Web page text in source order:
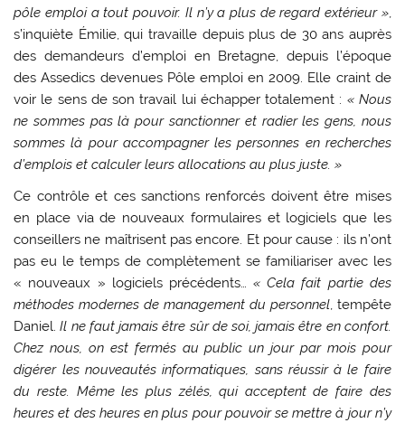
pôle emploi a tout pouvoir. Il n’y a plus de regard extérieur »,
s’inquiète Émilie, qui travaille depuis plus de 30 ans auprès
des demandeurs d’emploi en Bretagne, depuis l’époque
des Assedics devenues Pôle emploi en 2009. Elle craint de
voir le sens de son travail lui échapper totalement : « Nous
ne sommes pas là pour sanctionner et radier les gens, nous
sommes là pour accompagner les personnes en recherches
d’emplois et calculer leurs allocations au plus juste. »
Ce contrôle et ces sanctions renforcés doivent être mises
en place via de nouveaux formulaires et logiciels que les
conseillers ne maîtrisent pas encore. Et pour cause : ils n’ont
pas eu le temps de complètement se familiariser avec les
« nouveaux » logiciels précédents…« Cela fait partie des
méthodes modernes de management du personnel, tempête
Daniel.Il ne faut jamais être sûr de soi, jamais être en confort.
Chez nous, on est fermés au public un jour par mois pour
digérer les nouveautés informatiques, sans réussir à le faire
du reste. Même les plus zélés, qui acceptent de faire des
heures et des heures en plus pour pouvoir se mettre à jour n’y